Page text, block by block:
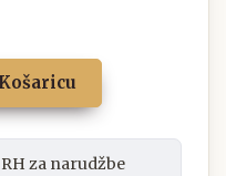
za narudžbe